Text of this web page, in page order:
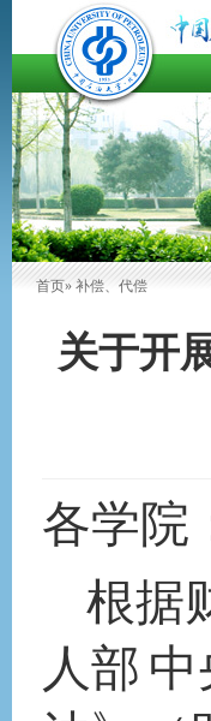
首页» 补偿、代偿
关于开
各学院
根据
人部 中